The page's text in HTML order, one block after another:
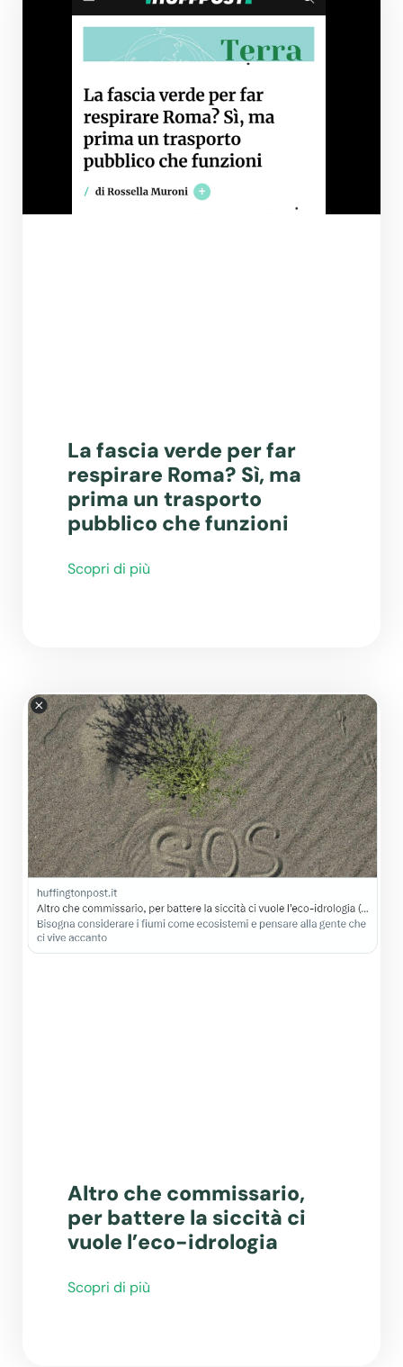
La fascia verde per far
respirare Roma? Sì, ma
prima un trasporto
pubblico che funzioni
Scopri di più
Altro che commissario,
per battere la siccità ci
vuole l’eco-idrologia
Scopri di più